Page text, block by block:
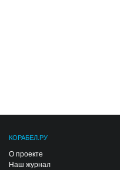
КОРАБЕЛ.РУ
О проекте
Наш журнал